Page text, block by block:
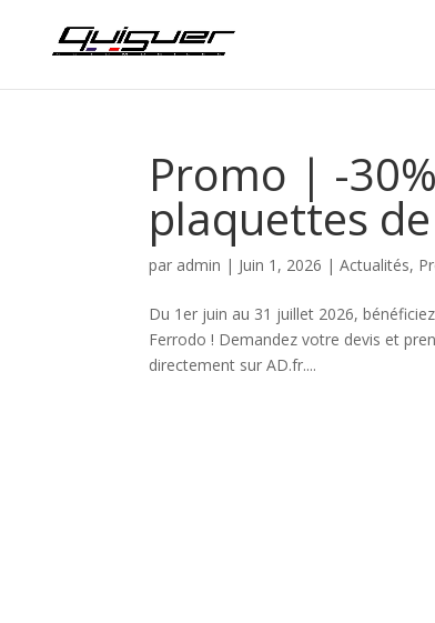
Promo | -
plaquettes
par admin | Juin 1, 2026 |Actualités,
Du 1er juin au 31 juillet 2026,
Ferrodo ! Demandez votre devis et
directement sur AD.fr....